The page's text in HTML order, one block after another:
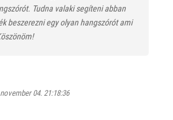
Tudna valaki segíteni abban
beszerezni egy olyan hangszórót ami
04. 21:18:36